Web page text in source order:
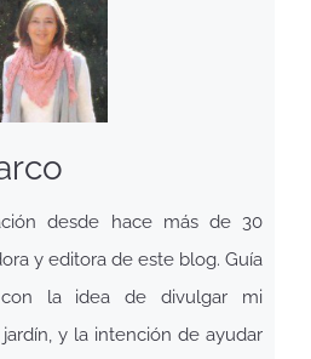
desde hace más de 30
y editora de este blog. Guía
la idea de divulgar mi
y la intención de ayudar